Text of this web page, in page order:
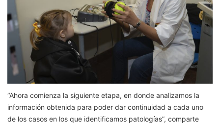
“Ahora comienza la siguiente etapa, en donde analizamos la
información obtenida para poder dar continuidad a cada uno
de los casos en los que identificamos patologías”, comparte